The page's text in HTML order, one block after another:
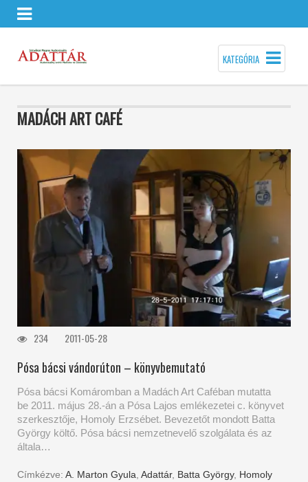
KATEGÓRIA
MADÁCH ART CAFÉ
234 2011-05-28
Pósa bácsi vándorúton – könyvbemutató
Pósa bácsi Komáromban a Madách Art Caféban mutatta
be 2011. május 28.-án a Pósa Lajos emlékezetei c. könyvet
szerkesztője, Homoly Erzsébet. Bevezetőt mondott Batta
György költő. Pósa bácsi nemzetnevelő szolgálata és az
általa…
Címkézve: A. Marton Gyula, Adattár, Batta György, Homoly